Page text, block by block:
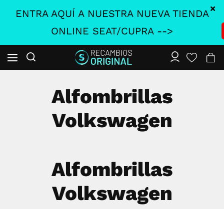
ENTRA AQUÍ A NUESTRA NUEVA TIENDA
ONLINE SEAT/CUPRA -->
Alfombrillas
Volkswagen
Alfombrillas
Volkswagen